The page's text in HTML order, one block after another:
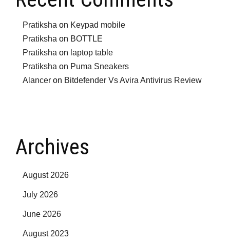
Pratiksha on Keypad mobile
Pratiksha on BOTTLE
Pratiksha on laptop table
Pratiksha on Puma Sneakers
Alancer on Bitdefender Vs Avira Antivirus Review
Archives
August 2026
July 2026
June 2026
August 2023